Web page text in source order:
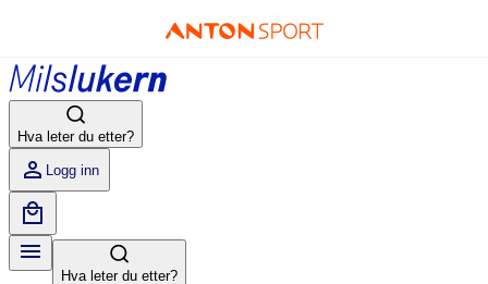
Hva leter du etter?
Logg inn
Hva leter du etter?